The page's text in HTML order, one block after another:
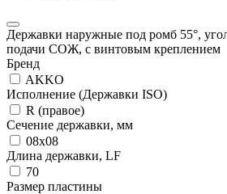
Державки наружные под ромб 55°,
подачи СОЖ, с винтовым креплением
Бренд
AKKO
Исполнение (Державки ISO)
R (правое)
Сечение державки, мм
08x08
Длина державки, LF
70
Размер пластины